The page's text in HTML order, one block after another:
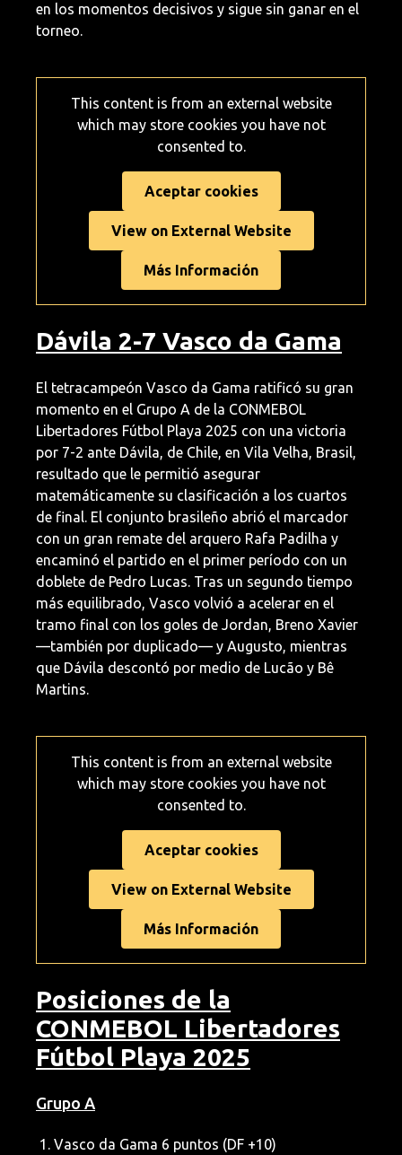
en los momentos decisivos y sigue sin ganar en el
torneo.
This content is from an external website
which may store cookies you have not
consented to.
Aceptar cookies
View on External Website
Más Información
Dávila 2-7 Vasco da Gama
El tetracampeón Vasco da Gama ratificó su gran
momento en el Grupo A de la CONMEBOL
Libertadores Fútbol Playa 2025 con una victoria
por 7-2 ante Dávila, de Chile, en Vila Velha, Brasil,
resultado que le permitió asegurar
matemáticamente su clasificación a los cuartos
de final. El conjunto brasileño abrió el marcador
con un gran remate del arquero Rafa Padilha y
encaminó el partido en el primer período con un
doblete de Pedro Lucas. Tras un segundo tiempo
más equilibrado, Vasco volvió a acelerar en el
tramo final con los goles de Jordan, Breno Xavier
—también por duplicado— y Augusto, mientras
que Dávila descontó por medio de Lucão y Bê
Martins.
This content is from an external website
which may store cookies you have not
consented to.
Aceptar cookies
View on External Website
Más Información
Posiciones de la
CONMEBOL Libertadores
Fútbol Playa 2025
Grupo A
Vasco da Gama 6 puntos (DF +10)